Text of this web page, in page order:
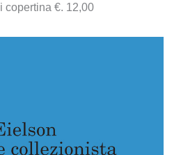
copertina €. 12,00